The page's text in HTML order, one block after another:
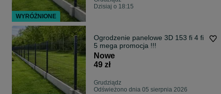
Dzisiaj o 18:15
Ogrodzenie panelowe 3D 153 fi 4 fi
5 mega promocja !!!
Nowe
49 zł
Grudziądz
Odświeżono dnia 05 sierpnia 2026
WYRÓŻNIONE